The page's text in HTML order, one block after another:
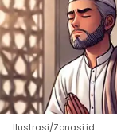
Ilustrasi/Zonasi.id